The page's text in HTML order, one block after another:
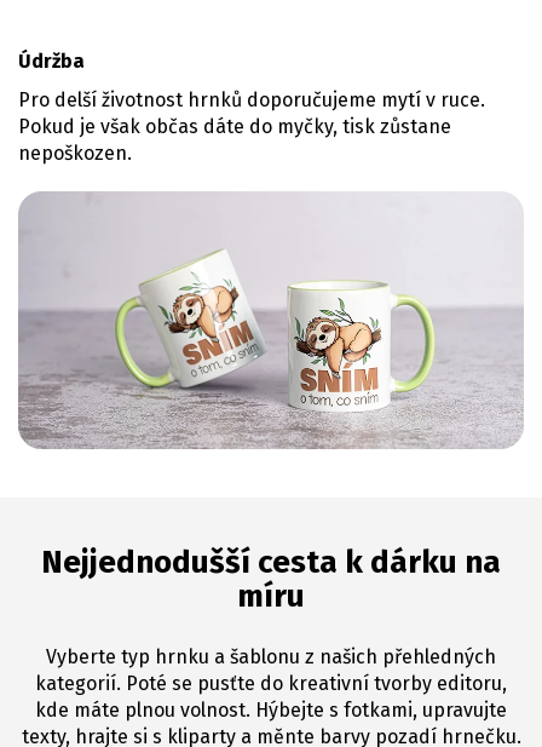
Údržba
Pro delší životnost hrnků doporučujeme mytí v ruce.
Pokud je však občas dáte do myčky, tisk zůstane
nepoškozen.
Nejjednodušší cesta k dárku na
míru
Vyberte typ hrnku a šablonu z našich přehledných
kategorií. Poté se pusťte do kreativní tvorby editoru,
kde máte plnou volnost. Hýbejte s fotkami, upravujte
texty, hrajte si s kliparty a měnte barvy pozadí hrnečku.